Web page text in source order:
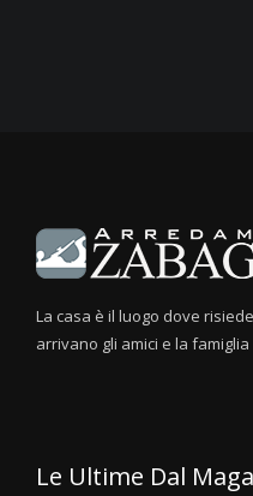
La casa è il luogo dove
arrivano gli amici e la
Le Ultime Dal